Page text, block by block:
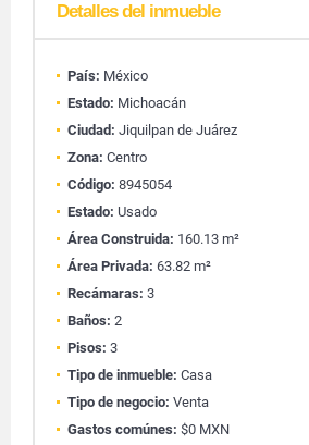
Detalles del inmueble
País: México
Estado: Michoacán
Ciudad: Jiquilpan de Juárez
Zona: Centro
Código: 8945054
Estado: Usado
Área Construida: 160.13 m²
Área Privada: 63.82 m²
Recámaras: 3
Baños: 2
Pisos: 3
Tipo de inmueble: Casa
Tipo de negocio: Venta
Gastos comúnes: $0 MXN